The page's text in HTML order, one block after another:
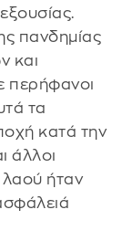
πανδημίας
και
περήφανοι
τα
κατά την
άλλοι
λαού ήταν